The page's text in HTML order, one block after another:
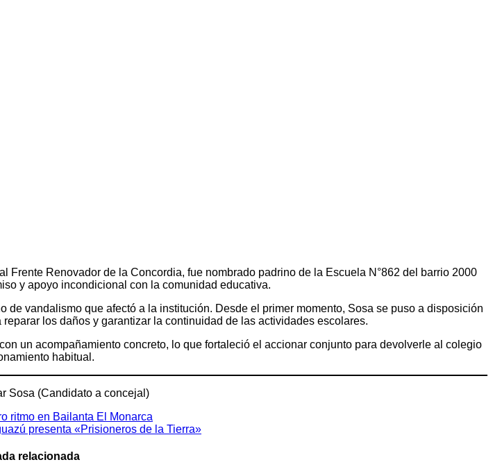
Renovador de la Concordia, fue nombrado padrino de la Escuela N°862 del barrio 2000
y apoyo incondicional con la comunidad educativa.
vandalismo que afectó a la institución. Desde el primer momento, Sosa se puso a disposición
los daños y garantizar la continuidad de las actividades escolares.
un acompañamiento concreto, lo que fortaleció el accionar conjunto para devolverle al colegio
habitual.
Sosa (Candidato a concejal)
ritmo en Bailanta El Monarca
presenta «Prisioneros de la Tierra»
relacionada